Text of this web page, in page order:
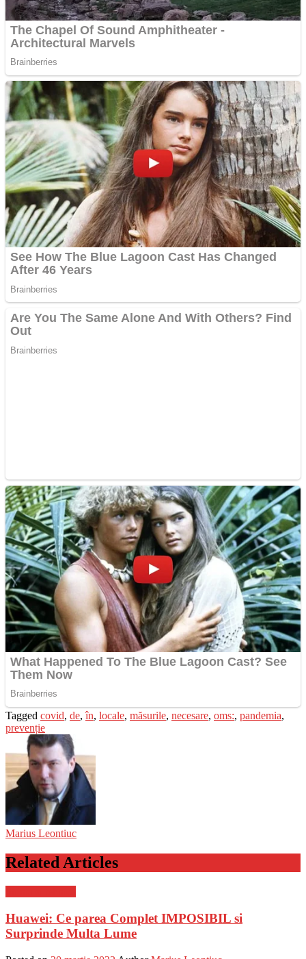
Tagged covid, de,în, locale, măsurile, necesare, oms:, pandemia,
prevenție
Marius Leontiuc
Related Articles
Huawei: Ce parea Complet IMPOSIBIL si
Surprinde Multa Lume